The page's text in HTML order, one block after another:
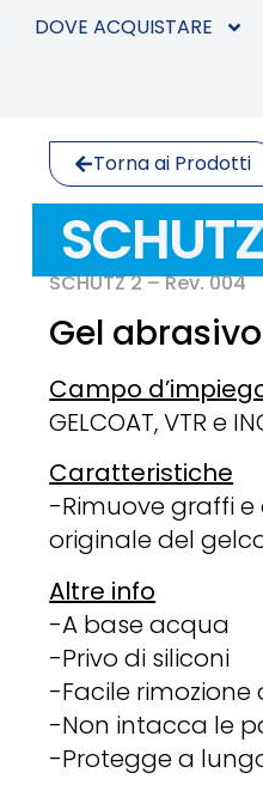
DOVE ACQUISTARE
Torna ai Prodotti
SCHUTZ 2 – Rev. 004
Gel abrasivo
Campo
GELCOAT, VTR e
Caratteristiche
-Rimuove graffi
originale del
Altre info
-A base acqua
-Privo di siliconi
-Facile
-Non intacca le
-Protegge a